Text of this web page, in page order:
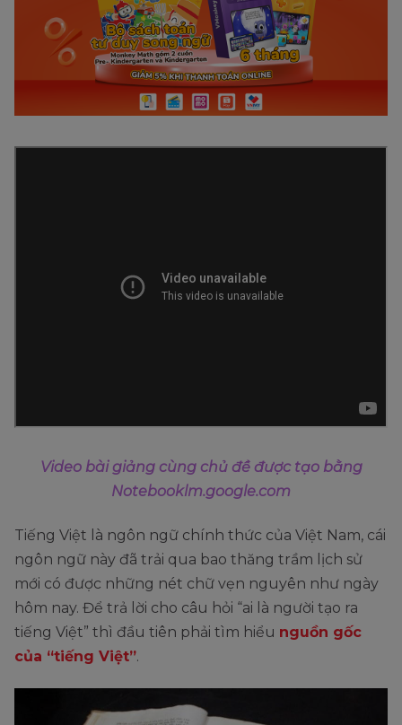
Video bài giảng cùng chủ đề được tạo bằng
Notebooklm.google.com
Tiếng Việt là ngôn ngữ chính thức của Việt Nam, cái
ngôn ngữ này đã trải qua bao thăng trầm lịch sử
mới có được những nét chữ vẹn nguyên như ngày
hôm nay. Để trả lời cho câu hỏi “ai là người tạo ra
tiếng Việt” thì đầu tiên phải tìm hiểu nguồn gốc
của “tiếng Việt”.